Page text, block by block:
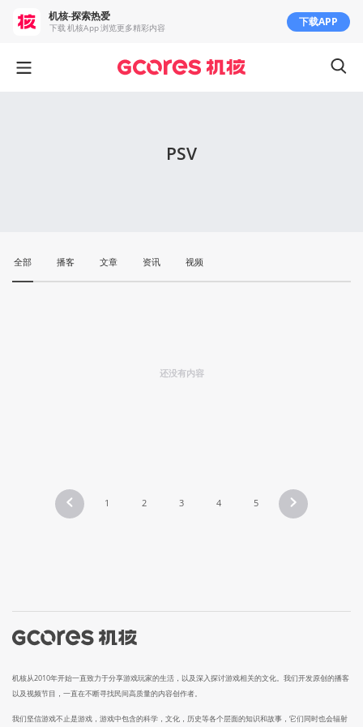
PSV
全部 播客 文章 资讯 视频
还没有内容
1 2 3 4 5
机核从2010年开始一直致力于分享游戏玩家的生活，以及深入探讨游戏相关的文化。我们开发原创的播客
以及视频节目，一直在不断寻找民间高质量的内容创作者。
我们坚信游戏不止是游戏，游戏中包含的科学，文化，历史等各个层面的知识和故事，它们同时也会辐射
机核-探索热爱
下载 机核App 浏览更多精彩内容 下载APP